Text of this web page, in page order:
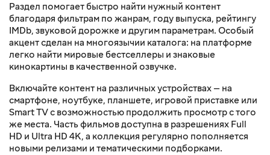
Раздел помогает быстро найти нужный контент
благодаря фильтрам по жанрам, году выпуска, рейтингу
IMDb, звуковой дорожке и другим параметрам. Особый
акцент сделан на многоязычии каталога: на платформе
легко найти мировые бестселлеры и знаковые
кинокартины в качественной озвучке.
Включайте контент на различных устройствах — на
смартфоне, ноутбуке, планшете, игровой приставке или
Smart TV с возможностью продолжить просмотр с того
же места. Часть фильмов доступна в разрешениях Full
HD и Ultra HD 4K, а коллекция регулярно пополняется
новыми релизами и тематическими подборками.